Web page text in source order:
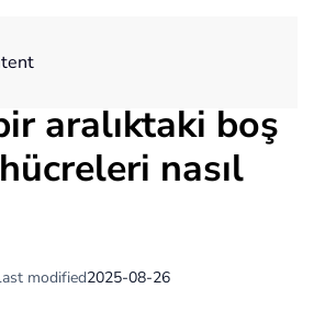
aralıktaki boş
nasıl
modified2025-08-26